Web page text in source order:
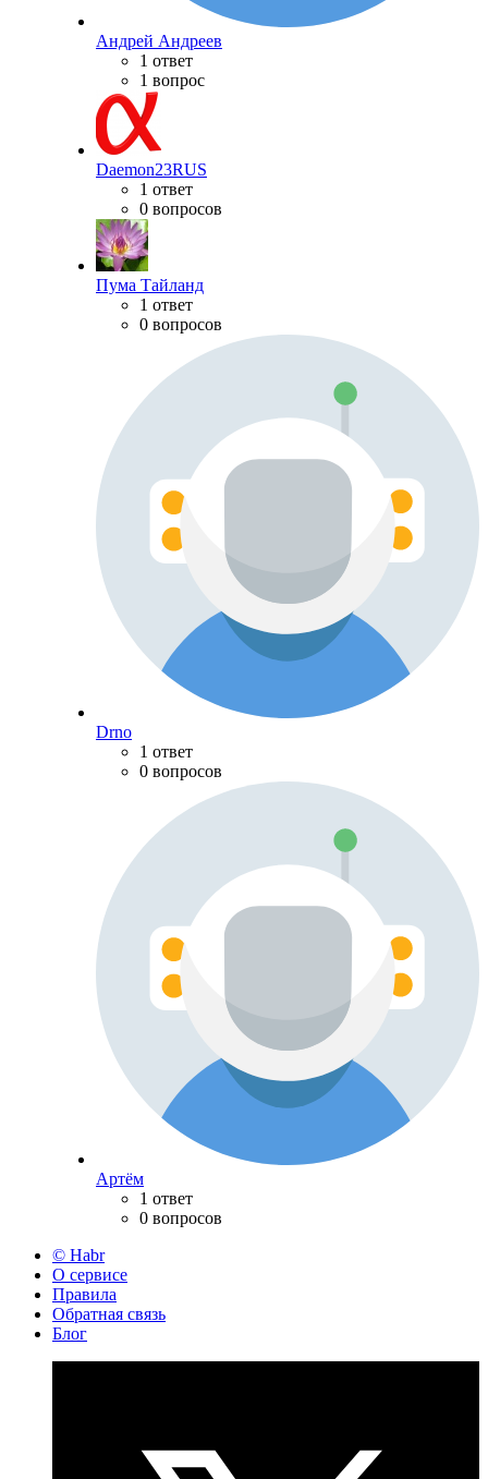
Андрей Андреев
1 ответ
1 вопрос
Daemon23RUS
1 ответ
0 вопросов
Пума Тайланд
1 ответ
0 вопросов
Drno
1 ответ
0 вопросов
Артём
1 ответ
0 вопросов
© Habr
О сервисе
Правила
Обратная связь
Блог